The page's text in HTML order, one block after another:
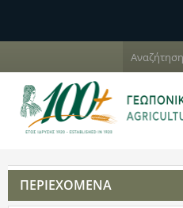
Φ
ό
μ
α
ΠΕΡΙΕΧΟΜΕΝΑ